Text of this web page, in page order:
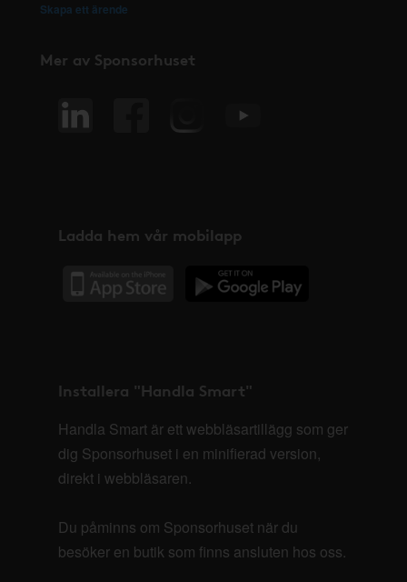
Skapa ett ärende
Mer av Sponsorhuset
Ladda hem vår mobilapp
Installera "Handla Smart"
Handla Smart är ett webbläsartillägg som ger
dig Sponsorhuset i en minifierad version,
direkt i webbläsaren.
Du påminns om Sponsorhuset när du
besöker en butik som finns ansluten hos oss.